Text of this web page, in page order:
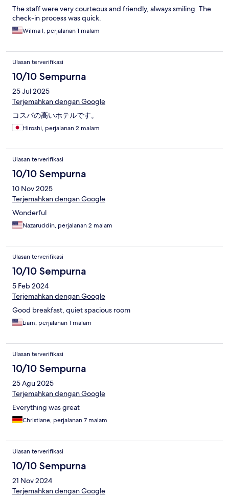
The staff were very courteous and friendly, always smiling. The
check-in process was quick.
Wilma I, perjalanan 1 malam
Ulasan terverifikasi
10/10 Sempurna
25 Jul 2025
Terjemahkan dengan Google
コスパの高いホテルです。
Hiroshi, perjalanan 2 malam
Ulasan terverifikasi
10/10 Sempurna
10 Nov 2025
Terjemahkan dengan Google
Wonderful
Nazaruddin, perjalanan 2 malam
Ulasan terverifikasi
10/10 Sempurna
5 Feb 2024
Terjemahkan dengan Google
Good breakfast, quiet spacious room
Liam, perjalanan 1 malam
Ulasan terverifikasi
10/10 Sempurna
25 Agu 2025
Terjemahkan dengan Google
Everything was great
Christiane, perjalanan 7 malam
Ulasan terverifikasi
10/10 Sempurna
21 Nov 2024
Terjemahkan dengan Google